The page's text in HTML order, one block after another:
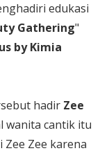
edukasi
Gathering"
by Kimia
hadir Zee
wanita cantik itu
Zee Zee karena